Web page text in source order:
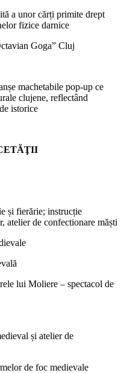
a unor cărți primite drept
fizice darnice
Goga” Cluj
machetabile pop-up ce
clujene, reflectând
istorice
și fierărie; instrucție
atelier de confectionare măști
lui Moliere – spectacol de
și atelier de
de foc medievale